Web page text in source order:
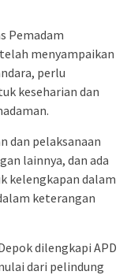
Pemadam
menyampaikan
perlu
keseharian dan
dan pelaksanaan
lainnya, dan ada
kelengkapan dalam
keterangan
dilengkapi APD
dari pelindung